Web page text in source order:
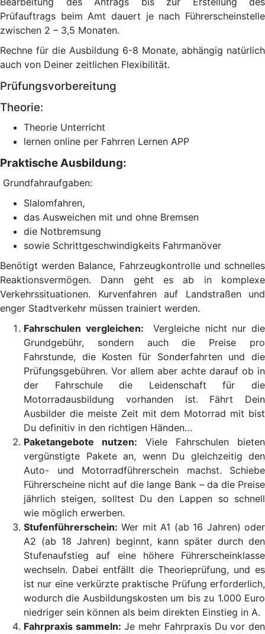
Prüfauftrags beim Amt dauert je nach Führerscheinstelle
zwischen 2 – 3,5 Monaten.
Rechne für die Ausbildung 6-8 Monate, abhängig natürlich
auch von Deiner zeitlichen Flexibilität.
Prüfungsvorbereitung
Theorie:
Theorie Unterricht
lernen online per Fahrren Lernen APP
Praktische Ausbildung:
Grundfahraufgaben:
Slalomfahren,
das Ausweichen mit und ohne Bremsen
die Notbremsung
sowie Schrittgeschwindigkeits Fahrmanöver
Benötigt werden Balance, Fahrzeugkontrolle und schnelles
Reaktionsvermögen. Dann geht es ab in komplexe
Verkehrssituationen. Kurvenfahren auf Landstraßen und
enger Stadtverkehr müssen trainiert werden.
Fahrschulen vergleichen:
Vergleiche nicht nur die
Grundgebühr, sondern auch die Preise pro
Fahrstunde, die Kosten für Sonderfahrten und die
Prüfungsgebühren. Vor allem aber achte darauf ob in
der Fahrschule die Leidenschaft für die
Motorradausbildung vorhanden ist. Fährt Dein
Ausbilder die meiste Zeit mit dem Motorrad mit bist
Du definitiv in den richtigen Händen…
Paketangebote nutzen: Viele Fahrschulen bieten
vergünstigte Pakete an, wenn Du gleichzeitig den
Auto- und Motorradführerschein machst. Schiebe
Führerscheine nicht auf die lange Bank – da die Preise
jährlich steigen, solltest Du den Lappen so schnell
wie möglich erwerben.
Stufenführerschein: Wer mit A1 (ab 16 Jahren) oder
A2 (ab 18 Jahren) beginnt, kann später durch den
Stufenaufstieg auf eine höhere Führerscheinklasse
wechseln. Dabei entfällt die Theorieprüfung, und es
ist nur eine verkürzte praktische Prüfung erforderlich,
wodurch die Ausbildungskosten um bis zu 1.000 Euro
niedriger sein können als beim direkten Einstieg in A.
Fahrpraxis sammeln: Je mehr Fahrpraxis Du vor den